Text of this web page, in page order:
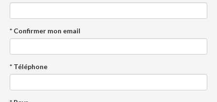
* Confirmer mon email
* Téléphone